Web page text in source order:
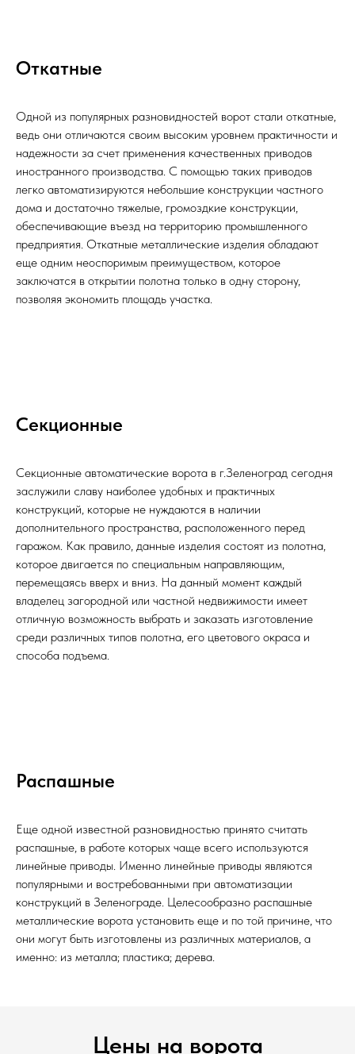
Откатные
Одной из популярных разновидностей ворот стали откатные,
ведь они отличаются своим высоким уровнем практичности и
надежности за счет применения качественных приводов
иностранного производства. С помощью таких приводов
легко автоматизируются небольшие конструкции частного
дома и достаточно тяжелые, громоздкие конструкции,
обеспечивающие въезд на территорию промышленного
предприятия. Откатные металлические изделия обладают
еще одним неоспоримым преимуществом, которое
заключатся в открытии полотна только в одну сторону,
позволяя экономить площадь участка.
Секционные
Секционные автоматические ворота в г.Зеленоград сегодня
заслужили славу наиболее удобных и практичных
конструкций, которые не нуждаются в наличии
дополнительного пространства, расположенного перед
гаражом. Как правило, данные изделия состоят из полотна,
которое двигается по специальным направляющим,
перемещаясь вверх и вниз. На данный момент каждый
владелец загородной или частной недвижимости имеет
отличную возможность выбрать и заказать изготовление
среди различных типов полотна, его цветового окраса и
способа подъема.
Распашные
Еще одной известной разновидностью принято считать
распашные, в работе которых чаще всего используются
линейные приводы. Именно линейные приводы являются
популярными и востребованными при автоматизации
конструкций в Зеленограде. Целесообразно распашные
металлические ворота установить еще и по той причине, что
они могут быть изготовлены из различных материалов, а
именно: из металла; пластика; дерева.
Цены на ворота